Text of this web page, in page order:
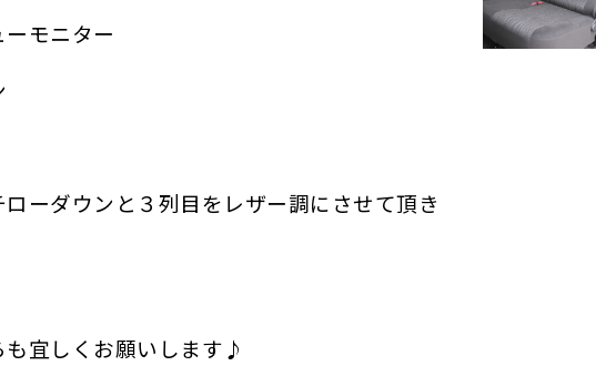
モニター
ーダウンと３列目をレザー調にさせて頂き
宜しくお願いします♪